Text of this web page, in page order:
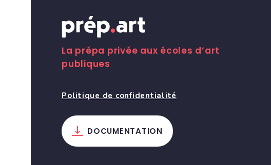
La prépa privée aux écoles d’art
publiques
Politique de confidentialité
DOCUMENTATION